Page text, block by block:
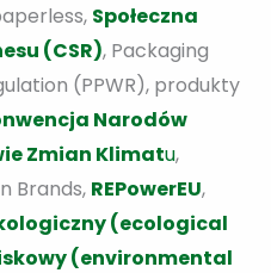
Społeczna
(CSR), Packaging
(PPWR), produkty
Narodów
Zmian Klimatu,
Brands, REPowerEU,
(ecological
(environmental